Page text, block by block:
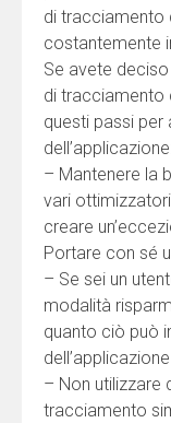
di tracciamento
costantemente
Se avete
di tracciamento
questi passi per
– Mantenere la
vari
creare
Portare con sé
– Se sei un
modalità
quanto ciò può
– Non utilizzare
tracciamento